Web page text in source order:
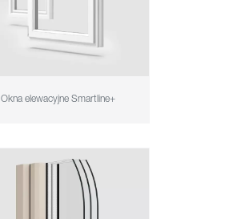
Okna elewacyjne Smartline+